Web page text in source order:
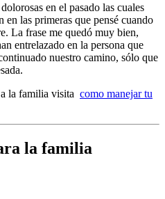
en el pasado las cuales
en las primeras que pensé cuando
La frase me quedó muy bien,
entrelazado en la persona que
nuestro camino, sólo que
la familia visita como manejar tu
la familia